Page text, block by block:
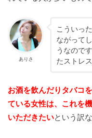
ありさ
こういっ
ながって
うなので
たストレ
お酒を飲んだりタバコ
ている女性は、これを
いただきたいという訳